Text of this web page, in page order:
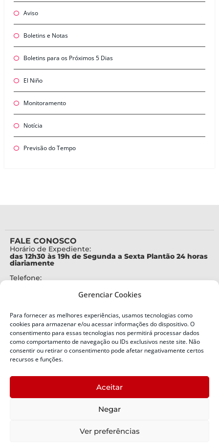
Gerenciar Cookies
Para fornecer as melhores experiências, usamos tecnologias como
cookies para armazenar e/ou acessar informações do dispositivo. O
consentimento para essas tecnologias nos permitirá processar dados
como comportamento de navegação ou IDs exclusivos neste site. Não
consentir ou retirar o consentimento pode afetar negativamente certos
recursos e funções.
Aceitar
Negar
Ver preferências
Aviso
Boletins e Notas
Boletins para os Próximos 5 Dias
El Niño
Monitoramento
Notícia
Previsão do Tempo
FALE CONOSCO
Horário de Expediente:
das 12h30 às 19h de Segunda a Sexta Plantão 24 horas
diariamente
Telefone:
Alertas Defesa Civil:
SMS 40199
ENDEREÇO
Defesa Civil do Estado de Santa Catarina
Bairro:
Capoeiras, Florianópolis, SC
Política de Privacidade